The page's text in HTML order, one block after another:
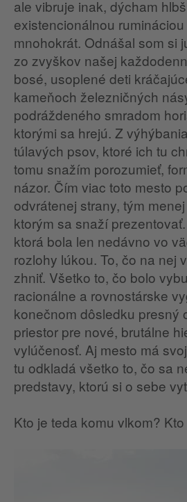
ale vibruje inak, dýcham
existencionálnou
mnohokrát. Odnášal som si
zo zvyškov našej
bosé, usoplené deti
kameňoch železničných
podráždeného smradom
ktorými sa hrejú. Z
túlavých psov, ktoré ich tu
tomu snažím porozumieť,
názor. Čím viac toto mesto
odvrátenej strany, tým
ktorým sa snaží
ktorá bola len nedávno vo
rozlohy lúkou. To, čo na nej
zhniť. Všetko to, čo bolo
racionálne a rovnostárske
konečnom dôsledku presný
priestor pre nové, brutálne
vylúčenosť. Aj mesto má
tu odkladá všetko to, čo sa
predstavy, ktorú si o sebe
Kto je teda komu vlkom?